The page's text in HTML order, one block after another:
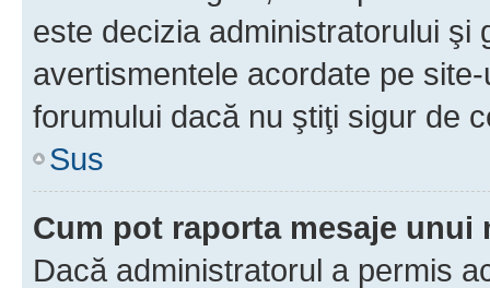
este decizia administratorului şi
avertismentele acordate pe
forumului dacă nu ştiţi sigur de
Sus
Cum pot raporta mesaje unui
Dacă administratorul a permis